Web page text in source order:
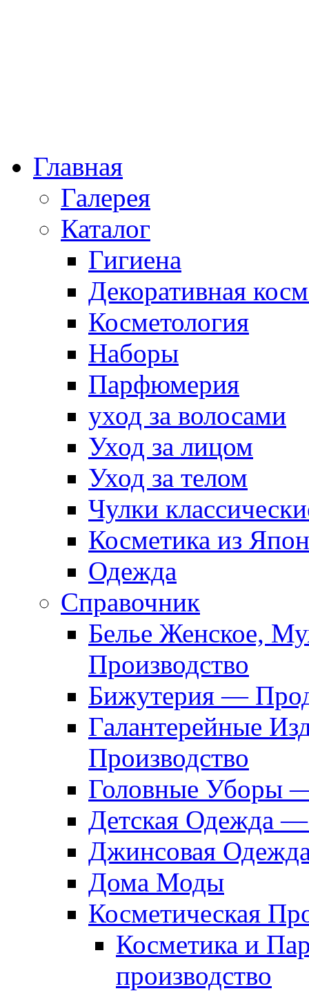
Главная
Галерея
Каталог
Гигиена
Декоративная
Косметология
Наборы
Парфюмерия
уход за волосами
Уход за лицом
Уход за телом
Чулки
Косметика из
Одежда
Справочник
Белье Женское,
Производство
Бижутерия —
Галантерейные
Производство
Головные Уборы
Детская Одежда
Джинсовая
Дома Моды
Косметическая
Косметика и
производство